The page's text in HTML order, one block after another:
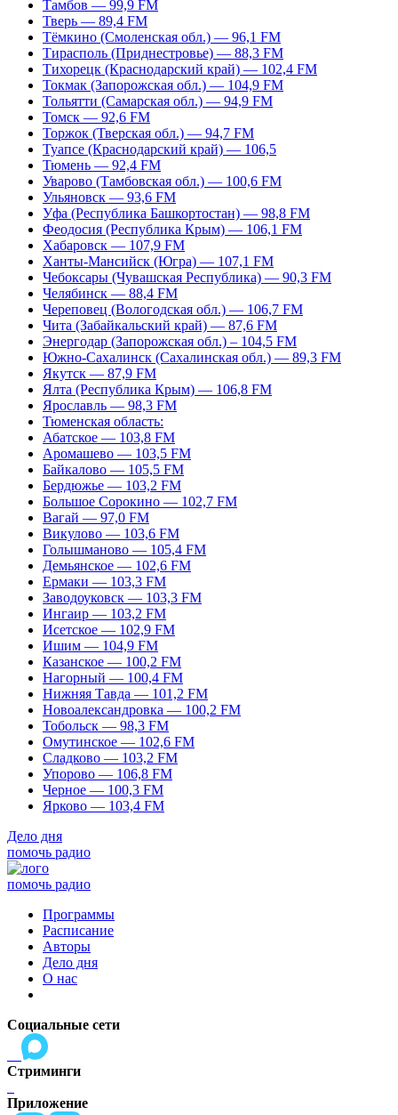
Тамбов — 99,9 FM
Тверь — 89,4 FM
Тёмкино (Смоленская обл.) — 96,1 FM
Тирасполь (Приднестровье) — 88,3 FM
Тихорецк (Краснодарский край) — 102,4 FM
Токмак (Запорожская обл.) — 104,9 FM
Тольятти (Самарская обл.) — 94,9 FM
Томск — 92,6 FM
Торжок (Тверская обл.) — 94,7 FM
Туапсе (Краснодарский край) — 106,5
Тюмень — 92,4 FM
Уварово (Тамбовская обл.) — 100,6 FM
Ульяновск — 93,6 FM
Уфа (Республика Башкортостан) — 98,8 FM
Феодосия (Республика Крым) — 106,1 FM
Хабаровск — 107,9 FM
Ханты-Мансийск (Югра) — 107,1 FM
Чебоксары (Чувашская Республика) — 90,3 FM
Челябинск — 88,4 FM
Череповец (Вологодская обл.) — 106,7 FM
Чита (Забайкальский край) — 87,6 FM
Энергодар (Запорожская обл.) – 104,5 FM
Южно-Сахалинск (Сахалинская обл.) — 89,3 FM
Якутск — 87,9 FM
Ялта (Республика Крым) — 106,8 FM
Ярославль — 98,3 FM
Тюменская область:
Абатское — 103,8 FM
Аромашево — 103,5 FM
Байкалово — 105,5 FM
Бердюжье — 103,2 FM
Большое Сорокино — 102,7 FM
Вагай — 97,0 FM
Викулово — 103,6 FM
Голышманово — 105,4 FM
Демьянское — 102,6 FM
Ермаки — 103,3 FM
Заводоуковск — 103,3 FM
Ингаир — 103,2 FM
Исетское — 102,9 FM
Ишим — 104,9 FM
Казанское — 100,2 FM
Нагорный — 100,4 FM
Нижняя Тавда — 101,2 FM
Новоалександровка — 100,2 FM
Тобольск — 98,3 FM
Омутинское — 102,6 FM
Сладково — 103,2 FM
Упорово — 106,8 FM
Черное — 100,3 FM
Ярково — 103,4 FM
Дело дня
помочь радио
помочь радио
Программы
Расписание
Авторы
Дело дня
О нас
Социальные сети
Стриминги
Приложение